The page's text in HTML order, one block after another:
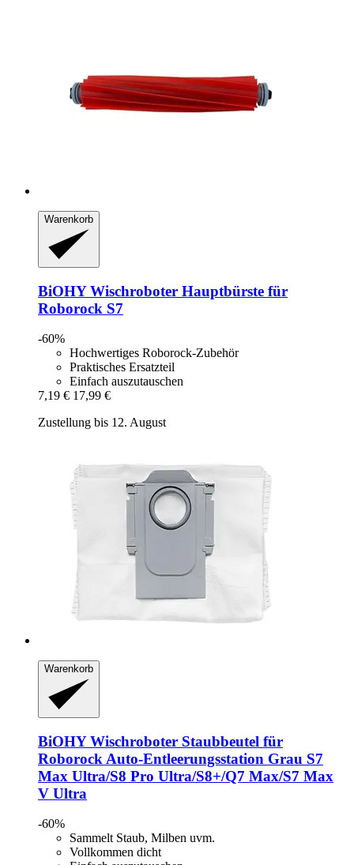
Warenkorb
BiOHYWischroboter Hauptbürste für
Roborock S7
-60%
Hochwertiges Roborock-Zubehör
Praktisches Ersatzteil
Einfach auszutauschen
7,19 € 17,99 €
Zustellung bis 12. August
Warenkorb
BiOHYWischroboter Staubbeutel für
Roborock Auto-​Entleerungsstation Grau S7
Max Ultra/S8 Pro Ultra/S8+/Q7 Max/S7 Max
V Ultra
-60%
Sammelt Staub, Milben uvm.
Vollkommen dicht